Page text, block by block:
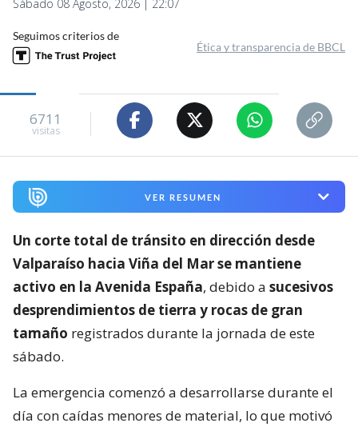
Sábado 08 Agosto, 2026 | 22:07
Seguimos criterios de
Ética y transparencia de BBCL
6711
visitas
VER RESUMEN
Un corte total de tránsito en dirección desde
Valparaíso hacia Viña del Mar se mantiene
activo en la Avenida España, debido a sucesivos
desprendimientos de tierra y rocas de gran
tamaño registrados durante la jornada de este
sábado.
La emergencia comenzó a desarrollarse durante el
día con caídas menores de material, lo que motivó